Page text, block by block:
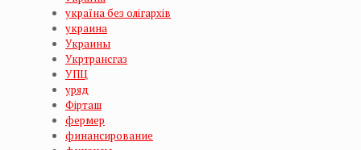
україна без олігархів
украина
Украины
Укртрансгаз
УПЦ
уряд
Фірташ
фермер
финансирование